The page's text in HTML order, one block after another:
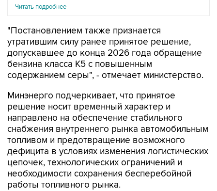
Читать подробнее
"Постановлением также признается
утратившим силу ранее принятое решение,
допускавшее до конца 2026 года обращение
бензина класса К5 с повышенным
содержанием серы", - отмечает министерство.
Минэнерго подчеркивает, что принятое
решение носит временный характер и
направлено на обеспечение стабильного
снабжения внутреннего рынка автомобильным
топливом и предотвращение возможного
дефицита в условиях изменения логистических
цепочек, технологических ограничений и
необходимости сохранения бесперебойной
работы топливного рынка.